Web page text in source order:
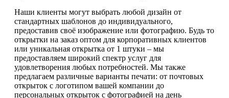
Наши клиенты могут выбрать любой дизайн от
стандартных шаблонов до индивидуального,
предоставив своё изображение или фотографию. Будь то
открытки на заказ оптом для корпоративных клиентов
или уникальная открытка от 1 штуки – мы
предоставляем широкий спектр услуг для
удовлетворения любых потребностей. Мы также
предлагаем различные варианты печати: от почтовых
открыток с логотипом вашей компании до
персональных открыток с фотографией на день